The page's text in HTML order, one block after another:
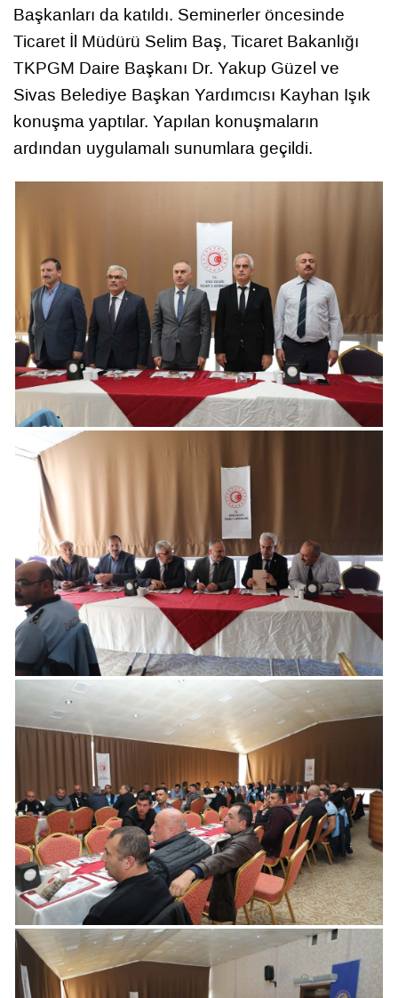
Başkanları da katıldı. Seminerler öncesinde
Ticaret İl Müdürü Selim Baş, Ticaret Bakanlığı
TKPGM Daire Başkanı Dr. Yakup Güzel ve
Sivas Belediye Başkan Yardımcısı Kayhan Işık
konuşma yaptılar. Yapılan konuşmaların
ardından uygulamalı sunumlara geçildi.